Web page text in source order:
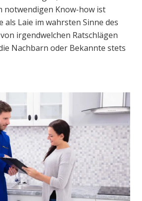
notwendigen Know-how ist
als Laie im wahrsten Sinne des
irgendwelchen Ratschlägen
Nachbarn oder Bekannte stets